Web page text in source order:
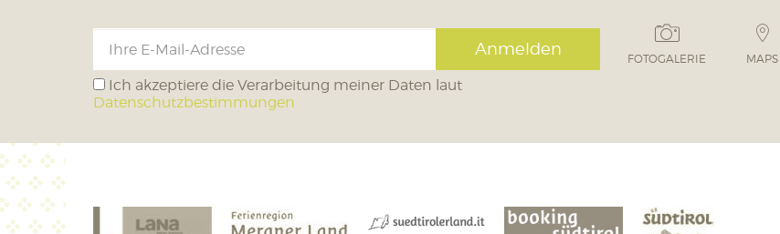
Anmelden
Ich akzeptiere die Verarbeitung meiner Daten laut
Datenschutzbestimmungen
FOTOGALERIE MAPS